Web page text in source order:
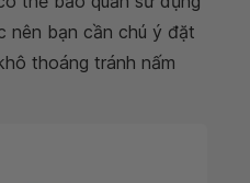
nên bạn cần chú ý đặt
thoáng tránh nấm